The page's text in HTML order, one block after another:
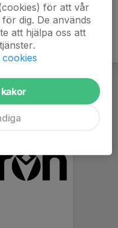
för att vår
dig. De används
att hjälpa oss att